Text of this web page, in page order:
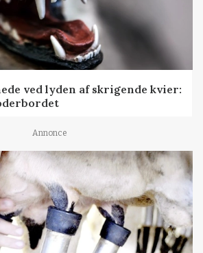
ved lyden af skrigende kvier:
Annonce